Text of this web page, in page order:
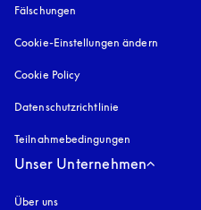
Fälschungen
Cookie-Einstellungen ändern
Cookie Policy
Datenschutzrichtlinie
Teilnahmebedingungen
Unser Unternehmen
Über uns